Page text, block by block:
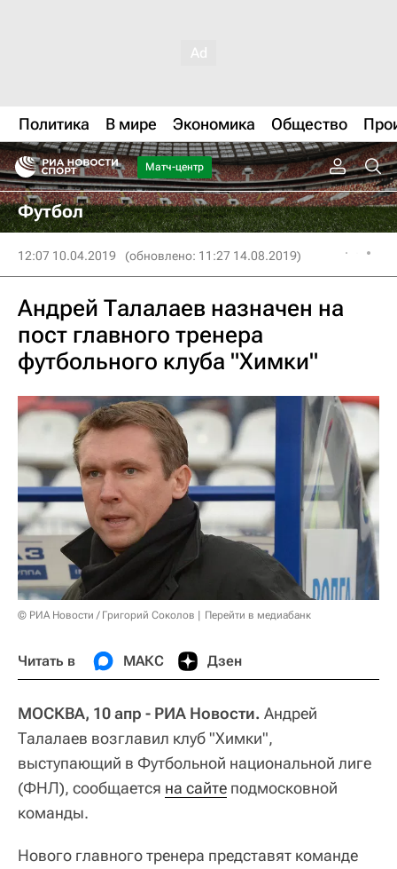
Политика В мире Экономика Общество
Матч-центр
Футбол
12:07 10.04.2019 (обновлено: 11:27 14.08.2019)
Андрей Талалаев назначен на
пост главного тренера
футбольного клуба "Химки"
© РИА Новости / Григорий Соколов Перейти в медиабанк
Читать в МАКС Дзен
МОСКВА, 10 апр - РИА Новости. Андрей
Талалаев возглавил клуб "Химки",
выступающий в Футбольной национальной лиге
(ФНЛ), сообщается на сайте подмосковной
команды.
Нового главного тренера представят команде